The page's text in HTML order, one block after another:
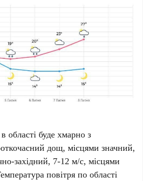
області буде хмарно з
дощ, місцями значний,
західний, 7-12 м/с, місцями
повітря по області